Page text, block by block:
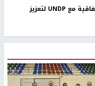
لجنة الانتخابات المركزية توقّع اتفاقية مع UNDP لتعزيز